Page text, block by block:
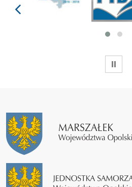
prev
WSTRZYMAJ